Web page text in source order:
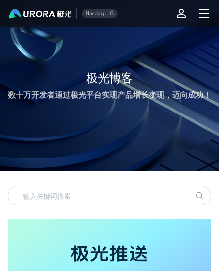
极光博客
数十万开发者通过极光平台实现产品增长变现，迈向成功！